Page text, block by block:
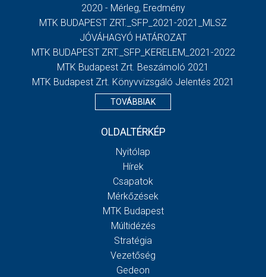
2020 - Mérleg, Eredmény
MTK BUDAPEST ZRT._SFP_2021-2021_MLSZ
JÓVÁHAGYÓ HATÁROZAT
MTK BUDAPEST ZRT._SFP_KERELEM_2021-2022
MTK Budapest Zrt. Beszámoló 2021
MTK Budapest Zrt. Könyvvizsgáló Jelentés 2021
TOVÁBBIAK
OLDALTÉRKÉP
Nyitólap
Hírek
Csapatok
Mérkőzések
MTK Budapest
Múltidézés
Stratégia
Vezetőség
Gedeon